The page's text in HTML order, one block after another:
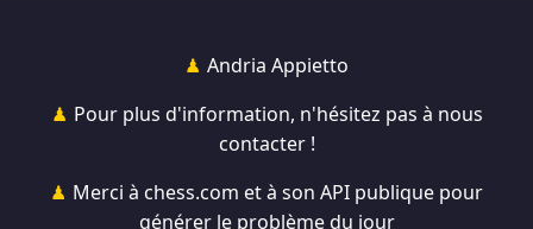
Andria Appietto
Pour plus d'information, n'hésitez pas à nous
contacter !
Merci à chess.com et à son API publique pour
générer le problème du jour